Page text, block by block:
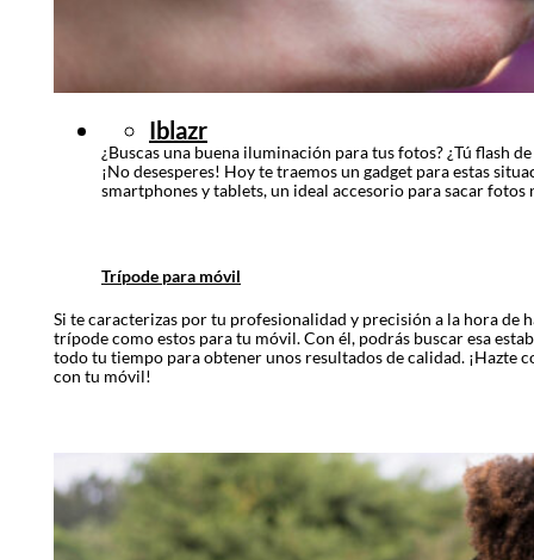
Iblazr
¿Buscas una buena iluminación para tus fotos? ¿Tú flash
¡No desesperes! Hoy te traemos un gadget para estas
smartphones y tablets, un ideal accesorio para sacar fotos
Trípode para móvil
Si te caracterizas por tu profesionalidad y precisión a la hora de
trípode como estos para tu móvil. Con él, podrás buscar esa
todo tu tiempo para obtener unos resultados de calidad. ¡Hazte
con tu móvil!